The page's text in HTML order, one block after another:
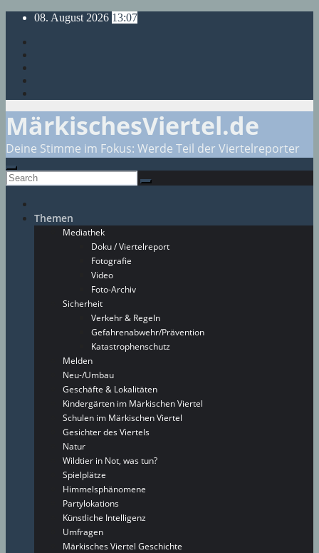
Skip
content
08. August 2026 13:07
MärkischesViertel.de
Deine Stimme im Fokus: Werde Teil der Viertelreporter
Themen
Mediathek
Doku / Viertelreport
Fotografie
Video
Foto-Archiv
Sicherheit
Verkehr & Regeln
Gefahrenabwehr/Prävention
Katastrophenschutz
Melden
Neu-/Umbau
Geschäfte & Lokalitäten
Kindergärten im Märkischen Viertel
Schulen im Märkischen Viertel
Gesichter des Viertels
Natur
Wildtier in Not, was tun?
Spielplätze
Himmelsphänomene
Partylokations
Künstliche Intelligenz
Umfragen
Märkisches Viertel Geschichte